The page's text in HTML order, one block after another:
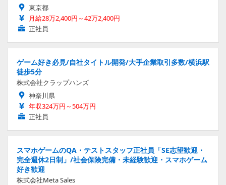
東京都
月給28万2,400円～42万2,400円
正社員
ゲーム好き必見/自社タイトル開発/大手企業取引多数/横浜駅
徒歩5分
株式会社クラップハンズ
神奈川県
年収324万円～504万円
正社員
スマホゲームのQA・テストスタッフ正社員「SE志望歓迎・
完全週休2日制」/社会保険完備・未経験歓迎・スマホゲーム
好き歓迎
株式会社Meta Sales